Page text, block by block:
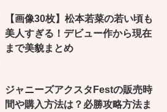
【画像30枚】松本若菜の若い頃も
美人すぎる！デビュー作から現在
まで美貌まとめ
ジャニーズアクスタFestの販売時
間や購入方法は？必勝攻略方法ま